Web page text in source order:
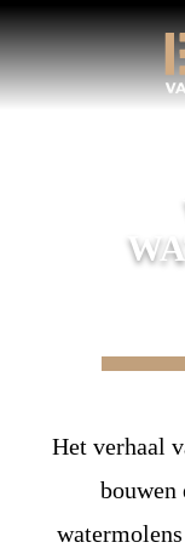
Het verhaal
bouwen